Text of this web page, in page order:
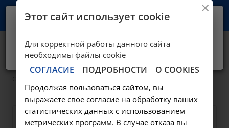
Отзывы клиентов
Ваш город -Иркутск?
Да, верно Нет, выбрать другой
Этот сайт использует cookie
Для корректной работы данного сайта
необходимы файлы cookie
СОГЛАСИЕ ПОДРОБНОСТИ О COOKIES
Продолжая пользоваться сайтом, вы
выражаете свое согласие на обработку ваших
статистических данных с использованием
метрических программ. В случае отказа вы